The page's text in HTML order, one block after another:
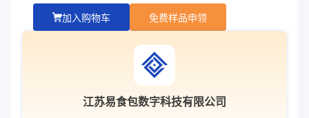
加入购物车 免费样品申领
江苏易食包数字科技有限公司